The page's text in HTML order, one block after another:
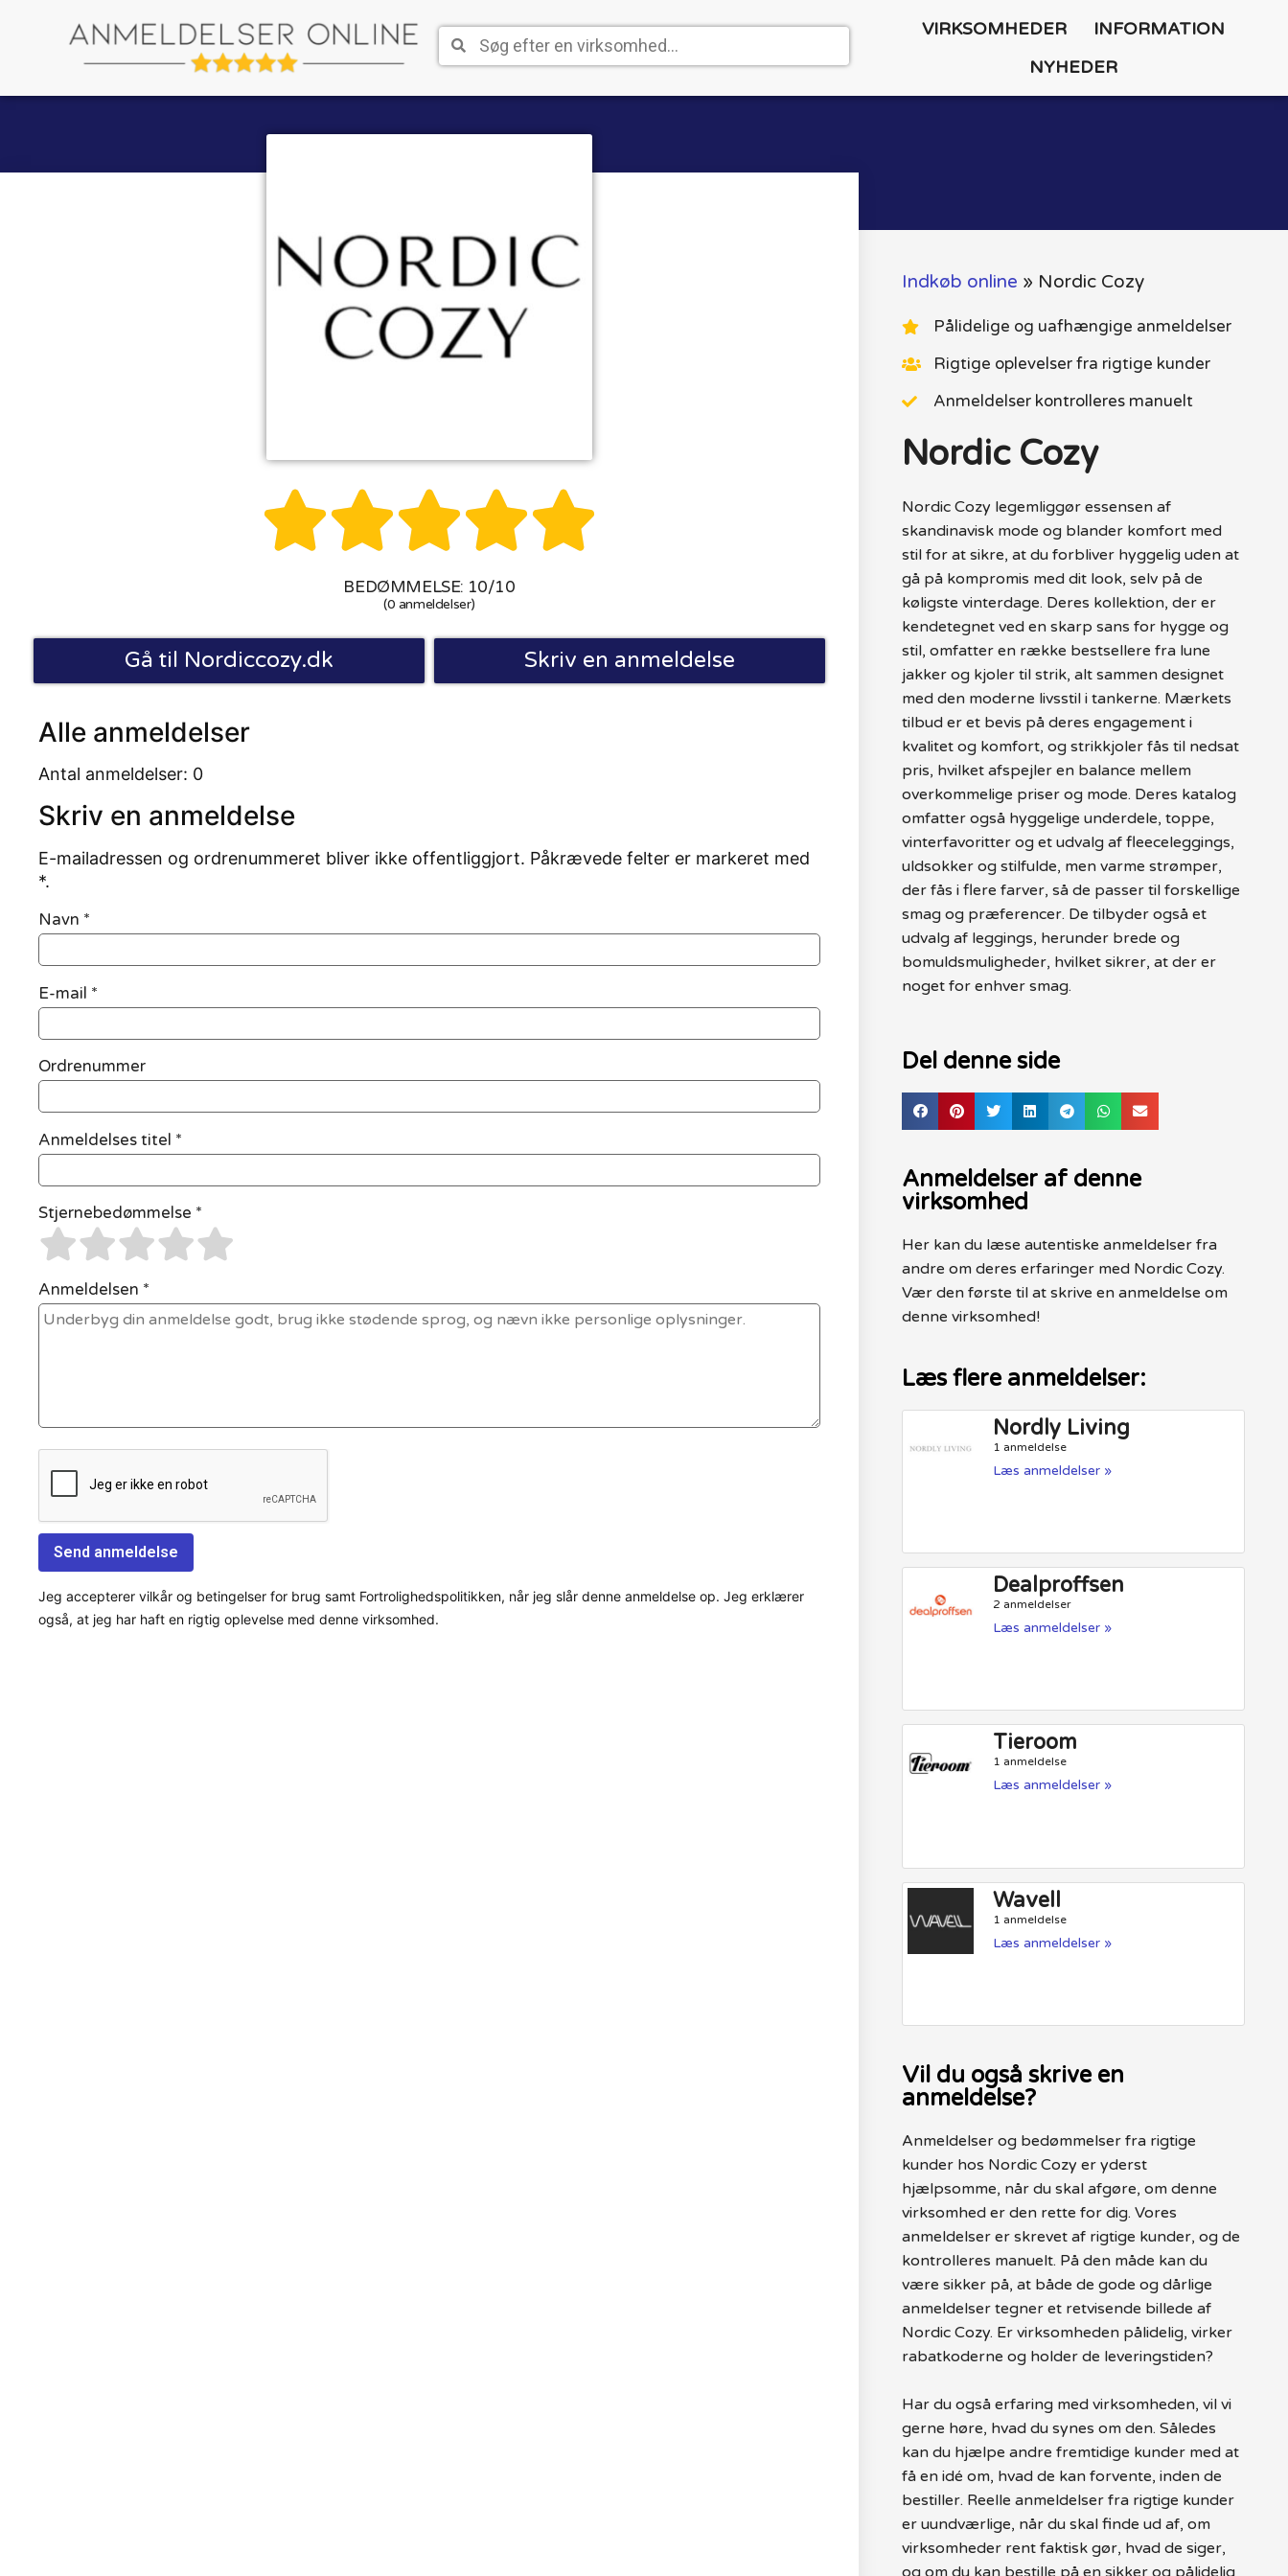
VIRKSOMHEDER
INFORMATION
NYHEDER

BEDØMMELSE: 10/10
(0 anmeldelser)
Gå til Nordiccozy.dk Skriv en anmeldelse
Alle anmeldelser
Antal anmeldelser: 0
Skriv en anmeldelse
E-mailadressen og ordrenummeret bliver ikke offentliggjort. Påkrævede felter er markeret med
*.
Navn *
E-mail *
Ordrenummer
Anmeldelses titel *
Stjernebedømmelse *
Anmeldelsen *
Jeg accepterer vilkår og betingelser for brug samt Fortrolighedspolitikken, når jeg slår denne anmeldelse op. Jeg erklærer
også, at jeg har haft en rigtig oplevelse med denne virksomhed.
Indkøb online » Nordic Cozy
Pålidelige og uafhængige anmeldelser
Rigtige oplevelser fra rigtige kunder
Anmeldelser kontrolleres manuelt
Nordic Cozy
Nordic Cozy legemliggør essensen af
skandinavisk mode og blander komfort med
stil for at sikre, at du forbliver hyggelig uden at
gå på kompromis med dit look, selv på de
køligste vinterdage. Deres kollektion, der er
kendetegnet ved en skarp sans for hygge og
stil, omfatter en række bestsellere fra lune
jakker og kjoler til strik, alt sammen designet
med den moderne livsstil i tankerne. Mærkets
tilbud er et bevis på deres engagement i
kvalitet og komfort, og strikkjoler fås til nedsat
pris, hvilket afspejler en balance mellem
overkommelige priser og mode. Deres katalog
omfatter også hyggelige underdele, toppe,
vinterfavoritter og et udvalg af fleeceleggings,
uldsokker og stilfulde, men varme strømper,
der fås i flere farver, så de passer til forskellige
smag og præferencer. De tilbyder også et
udvalg af leggings, herunder brede og
bomuldsmuligheder, hvilket sikrer, at der er
noget for enhver smag.
Del denne side
Anmeldelser af denne
virksomhed
Her kan du læse autentiske anmeldelser fra
andre om deres erfaringer med Nordic Cozy.
Vær den første til at skrive en anmeldelse om
denne virksomhed!
Læs flere anmeldelser:
Nordly Living
1 anmeldelse
Læs anmeldelser »
Dealproffsen
2 anmeldelser
Læs anmeldelser »
Tieroom
1 anmeldelse
Læs anmeldelser »
Wavell
1 anmeldelse
Læs anmeldelser »
Vil du også skrive en
anmeldelse?
Anmeldelser og bedømmelser fra rigtige
kunder hos Nordic Cozy er yderst
hjælpsomme, når du skal afgøre, om denne
virksomhed er den rette for dig. Vores
anmeldelser er skrevet af rigtige kunder, og de
kontrolleres manuelt. På den måde kan du
være sikker på, at både de gode og dårlige
anmeldelser tegner et retvisende billede af
Nordic Cozy. Er virksomheden pålidelig, virker
rabatkoderne og holder de leveringstiden?
Har du også erfaring med virksomheden, vil vi
gerne høre, hvad du synes om den. Således
kan du hjælpe andre fremtidige kunder med at
få en idé om, hvad de kan forvente, inden de
bestiller. Reelle anmeldelser fra rigtige kunder
er uundværlige, når du skal finde ud af, om
virksomheder rent faktisk gør, hvad de siger,